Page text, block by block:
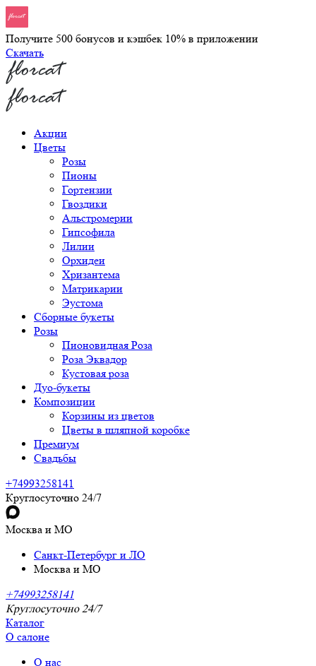
Получите 500 бонусов и кэшбек 10% в приложении
Скачать
Акции
Цветы
Розы
Пионы
Гортензии
Гвоздики
Альстромерии
Гипсофила
Лилии
Орхидеи
Хризантема
Матрикарии
Эустома
Сборные букеты
Розы
Пионовидная Роза
Роза Эквадор
Кустовая роза
Дуо-букеты
Композиции
Корзины из цветов
Цветы в шляпной коробке
Премиум
Свадьбы
+74993258141
Круглосуточно 24/7
Москва и МО
Санкт-Петербург и ЛО
Москва и МО
+74993258141
Круглосуточно 24/7
Каталог
О салоне
О нас